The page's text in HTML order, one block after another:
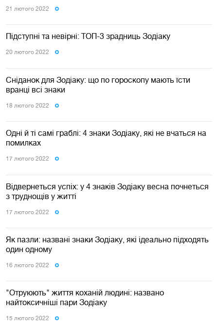
21 лютого 2022
Підступні та невірні: ТОП-3 зрадниць Зодіаку
20 лютого 2022
Сніданок для Зодіаку: що по гороскопу мають їсти
вранці всі знаки
18 лютого 2022
Одні й ті самі граблі: 4 знаки Зодіаку, які не вчаться на
помилках
17 лютого 2022
Відвернеться успіх: у 4 знаків Зодіаку весна почнеться
з труднощів у житті
17 лютого 2022
Як пазли: названі знаки Зодіаку, які ідеально підходять
один одному
16 лютого 2022
"Отруюють" життя коханій людині: названо
найтоксичніші пари Зодіаку
15 лютого 2022